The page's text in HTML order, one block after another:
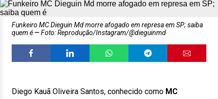
Funkeiro MC Dieguin Md morre afogado em represa em SP; saiba
quem é
Foto: Reprodução/Instagram/@dieguinmd
Diego Kauã Oliveira Santos, conhecido como MC